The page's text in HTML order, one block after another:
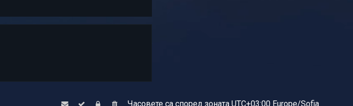
Часовете са според зоната UTC+03:00 Europe/Sofia